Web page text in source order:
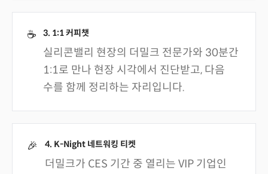
☕ 3. 1:1 커피챗
실리콘밸리 현장의 더밀크 전문가와 30분간
1:1로 만나 현장 시각에서 진단받고, 다음
수를 함께 정리하는 자리입니다.
🎉 4. K-Night 네트워킹 티켓
더밀크가 CES 기간 중 열리는 VIP 기업인